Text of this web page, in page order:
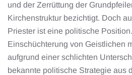
und der Zerrüttung der
Kirchenstruktur bezichtigt. Doch
Priester ist eine politische
Einschüchterung von Geistlichen
aufgrund einer schlichten
bekannte politische Strategie aus